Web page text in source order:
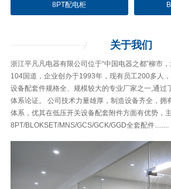
8PT配电柜
关于我们
浙江平凡凡电器有限公司位于“中国电器之都”柳市
104国道，企业创办于1993年，现有员工200多人
设备配套件规格全、规模较大的专业厂家之一,通过
体系论证。 公司技术力量雄厚，制造设备齐全，拥
体系，优其在低压开关设备配套附件方面有优势，
8PT/BLOKSET/MNS/GCS/GCK/GGD全套配件........